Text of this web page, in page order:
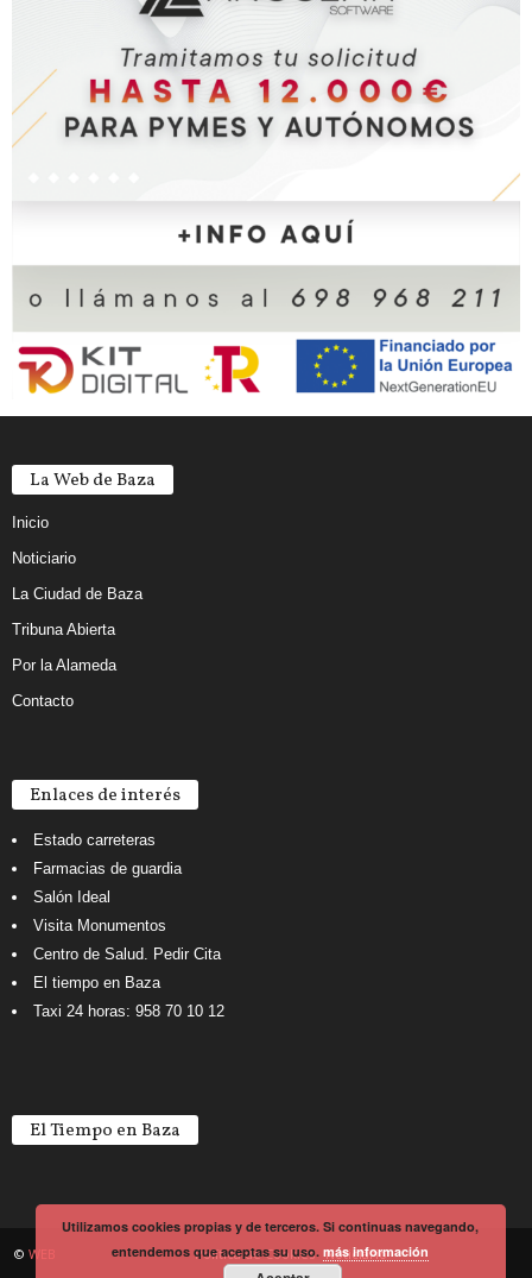
La Web de Baza
Inicio
Noticiario
La Ciudad de Baza
Tribuna Abierta
Por la Alameda
Contacto
Enlaces de interés
Estado carreteras
Farmacias de guardia
Salón Ideal
Visita Monumentos
Centro de Salud. Pedir Cita
El tiempo en Baza
Taxi 24 horas: 958 70 10 12
El Tiempo en Baza
Política de Cookies Noticiario
© WEB
Utilizamos cookies propias y de terceros. Si continuas navegando,
entendemos que aceptas su uso.más información